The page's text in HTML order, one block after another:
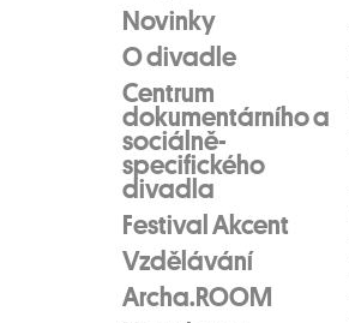
Novinky
O divadle
Centrum
dokumentárního a
sociálně-
specifického
divadla
Festival Akcent
Vzdělávání
Archa.ROOM